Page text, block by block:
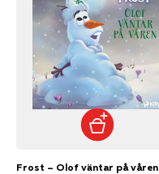
Frost – Olof väntar på våren